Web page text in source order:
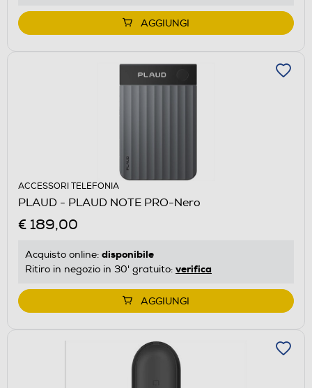
AGGIUNGI
ACCESSORI TELEFONIA
PLAUD - PLAUD NOTE PRO-Nero
€ 189,00
Acquisto online: disponibile
Ritiro in negozio in 30' gratuito: verifica
AGGIUNGI